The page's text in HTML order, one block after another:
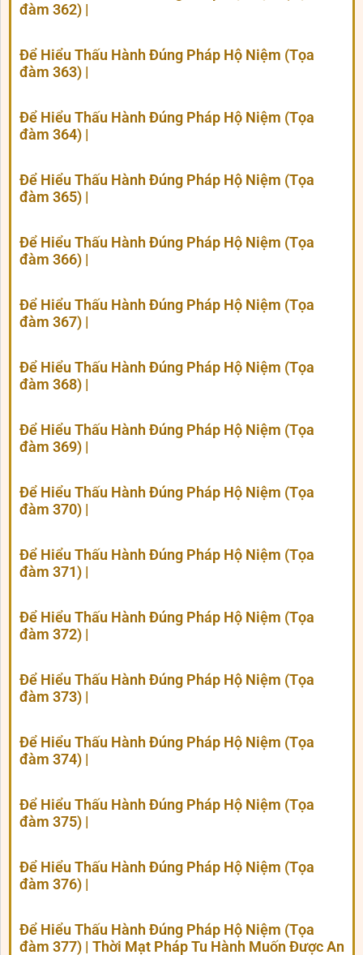
đàm 362) |
Để Hiểu Thấu Hành Đúng Pháp Hộ Niệm (Tọa
đàm 363) |
Để Hiểu Thấu Hành Đúng Pháp Hộ Niệm (Tọa
đàm 364) |
Để Hiểu Thấu Hành Đúng Pháp Hộ Niệm (Tọa
đàm 365) |
Để Hiểu Thấu Hành Đúng Pháp Hộ Niệm (Tọa
đàm 366) |
Để Hiểu Thấu Hành Đúng Pháp Hộ Niệm (Tọa
đàm 367) |
Để Hiểu Thấu Hành Đúng Pháp Hộ Niệm (Tọa
đàm 368) |
Để Hiểu Thấu Hành Đúng Pháp Hộ Niệm (Tọa
đàm 369) |
Để Hiểu Thấu Hành Đúng Pháp Hộ Niệm (Tọa
đàm 370) |
Để Hiểu Thấu Hành Đúng Pháp Hộ Niệm (Tọa
đàm 371) |
Để Hiểu Thấu Hành Đúng Pháp Hộ Niệm (Tọa
đàm 372) |
Để Hiểu Thấu Hành Đúng Pháp Hộ Niệm (Tọa
đàm 373) |
Để Hiểu Thấu Hành Đúng Pháp Hộ Niệm (Tọa
đàm 374) |
Để Hiểu Thấu Hành Đúng Pháp Hộ Niệm (Tọa
đàm 375) |
Để Hiểu Thấu Hành Đúng Pháp Hộ Niệm (Tọa
đàm 376) |
Để Hiểu Thấu Hành Đúng Pháp Hộ Niệm (Tọa
đàm 377) | Thời Mạt Pháp Tu Hành Muốn Được An